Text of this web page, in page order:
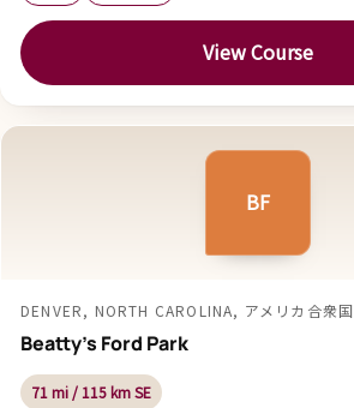
View Course
BF
DENVER, NORTH CAROLINA, アメリカ合衆国
Beatty's Ford Park
71 mi / 115 km SE